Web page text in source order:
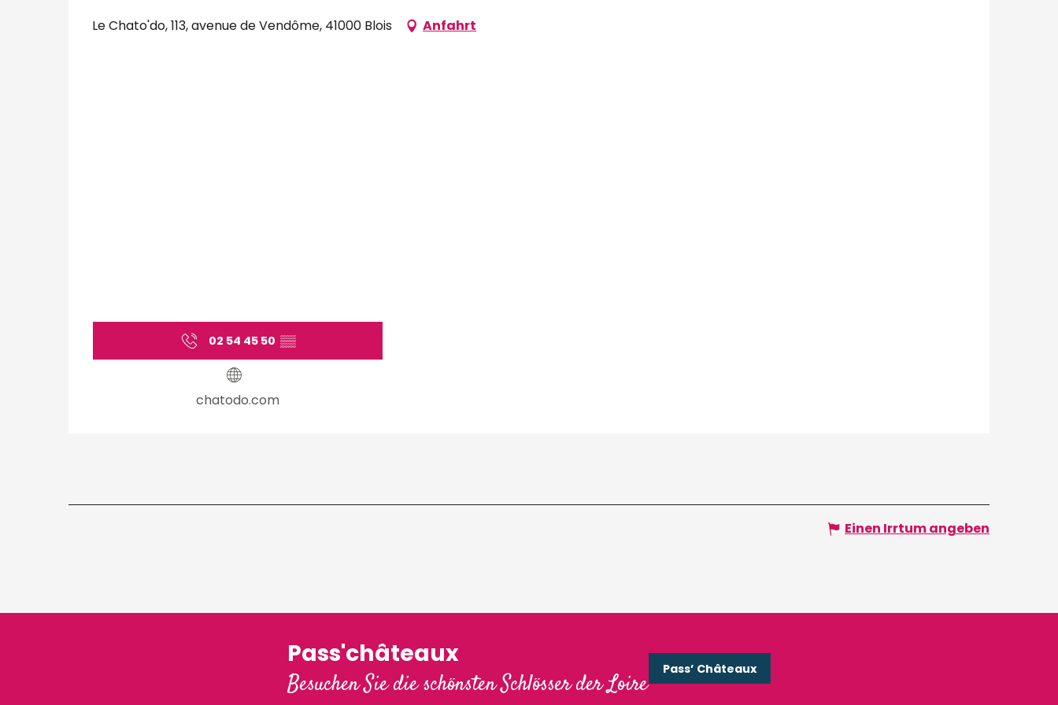
Le Chato'do, 113, avenue de Vendôme, 41000 Blois Anfahrt
02 54 45 50 ▒▒
chatodo.com
Einen Irrtum angeben
Pass'châteaux
Besuchen Sie die schönsten Schlösser der Loire
Pass’ Châteaux